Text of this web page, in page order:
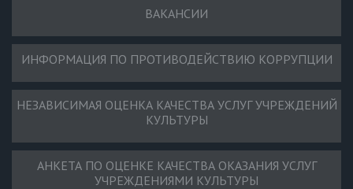
ВАКАНСИИ
ИНФОРМАЦИЯ ПО ПРОТИВОДЕЙСТВИЮ КОРРУПЦИИ
НЕЗАВИСИМАЯ ОЦЕНКА КАЧЕСТВА УСЛУГ УЧРЕЖДЕНИЙ
КУЛЬТУРЫ
АНКЕТА ПО ОЦЕНКЕ КАЧЕСТВА ОКАЗАНИЯ УСЛУГ
УЧРЕЖДЕНИЯМИ КУЛЬТУРЫ